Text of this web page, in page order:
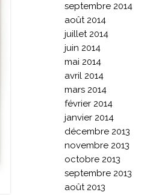
septembre 2014
août 2014
juillet 2014
juin 2014
mai 2014
avril 2014
mars 2014
février 2014
janvier 2014
décembre 2013
novembre 2013
octobre 2013
septembre 2013
août 2013